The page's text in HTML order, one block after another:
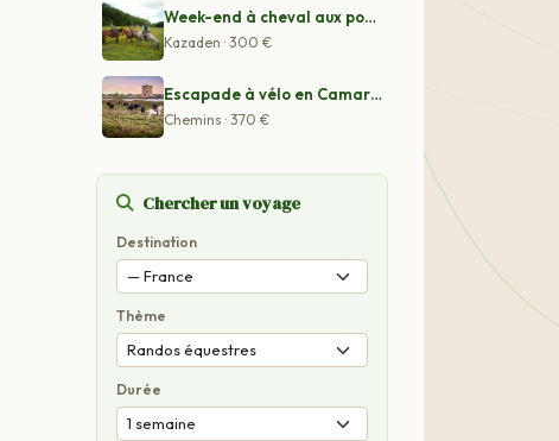
Week-end à cheval aux portes des Landes
Kazaden · 300 €
Escapade à vélo en Camargue par le Petit Rhône
Chemins · 370 €
Chercher un voyage
Destination
Thème
Durée